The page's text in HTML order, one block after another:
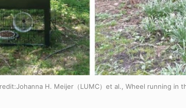
Johanna H. Meijer（LUMC）et al., Wheel running in